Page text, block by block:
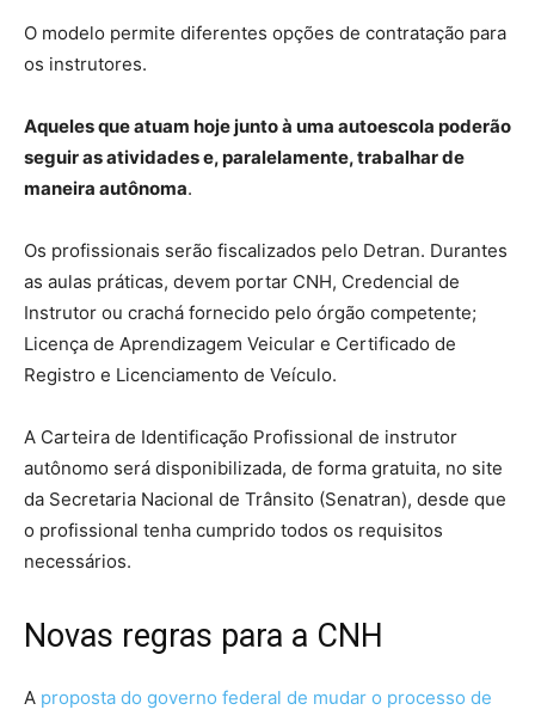
O modelo permite diferentes opções de contratação para
os instrutores.
Aqueles que atuam hoje junto à uma autoescola poderão
seguir as atividades e, paralelamente, trabalhar de
maneira autônoma.
Os profissionais serão fiscalizados pelo Detran. Durantes
as aulas práticas, devem portar CNH, Credencial de
Instrutor ou crachá fornecido pelo órgão competente;
Licença de Aprendizagem Veicular e Certificado de
Registro e Licenciamento de Veículo.
A Carteira de Identificação Profissional de instrutor
autônomo será disponibilizada, de forma gratuita, no site
da Secretaria Nacional de Trânsito (Senatran), desde que
o profissional tenha cumprido todos os requisitos
necessários.
Novas regras para a CNH
A proposta do governo federal de mudar o processo de